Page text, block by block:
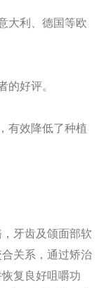
大利、德国等欧
好评。
有效降低了种植
牙齿及颌面部软
关系，通过矫治
复良好咀嚼功